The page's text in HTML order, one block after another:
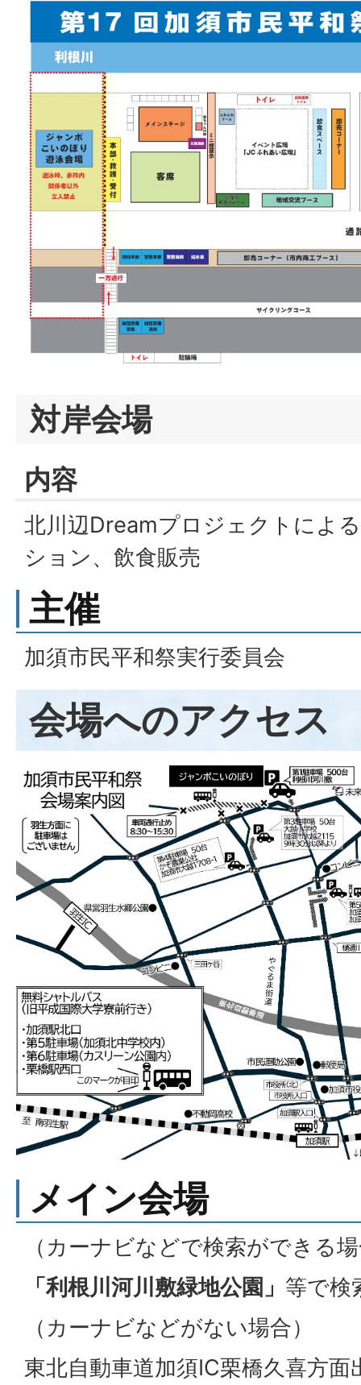
対岸会場
内容
北川辺Dreamプロジェクトによ
ション、飲食販売
主催
加須市民平和祭実行委員会
会場へのアクセス
メイン会場
（カーナビなどで検索ができる
「利根川河川敷緑地公園」 等で検
（カーナビなどがない場合）
東北自動車道加須IC栗橋久喜方